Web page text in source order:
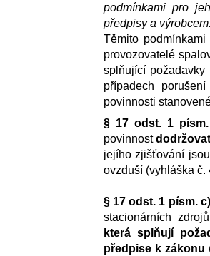
podmínkami pro
předpisy a
Těmito
provozovatelé
splňující
případech
povinnosti
§ 17 odst. 1
povinnost
jejího zjišťování
ovzduší (vyhláška č.
§ 17 odst. 1 písm. c)
stacionárních
která splňují
předpise k zákonu